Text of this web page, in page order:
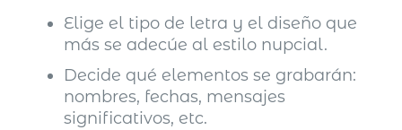
Elige el tipo de letra y el diseño que
más se adecúe al estilo nupcial.
Decide qué elementos se grabarán:
nombres, fechas, mensajes
significativos, etc.